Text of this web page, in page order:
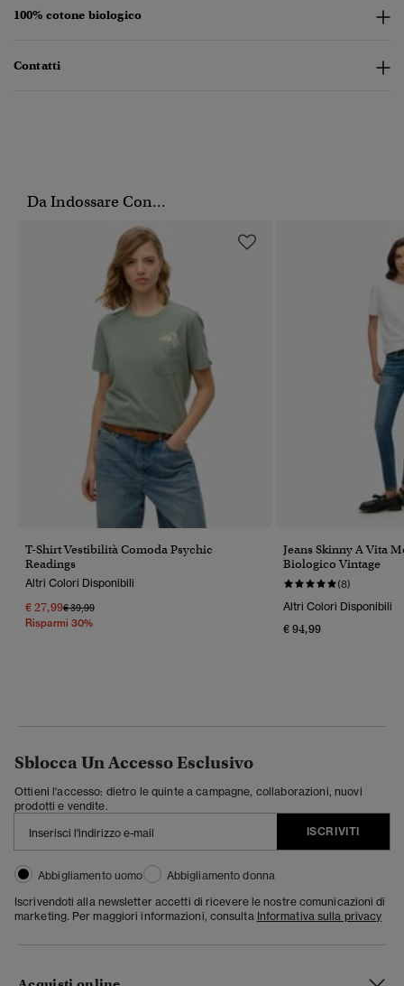
100% cotone biologico
Contatti
Da Indossare Con...
T-Shirt Vestibilità Comoda Psychic
Readings
Altri Colori Disponibili
€ 27,99Prezzo Ridotto Da
€ 39,99A
Risparmi 30%
Jeans Skinny A Vita
Biologico Vintage
(8)
Altri Colori Disponibili
€ 94,99
Sblocca Un Accesso Esclusivo
Ottieni l'accesso: dietro le quinte a campagne, collaborazioni, nuovi
prodotti e vendite.
ISCRIVITI
Abbigliamento uomo
Abbigliamento donna
Iscrivendoti alla newsletter accetti di ricevere le nostre comunicazioni di
marketing. Per maggiori informazioni, consulta Informativa sulla privacy